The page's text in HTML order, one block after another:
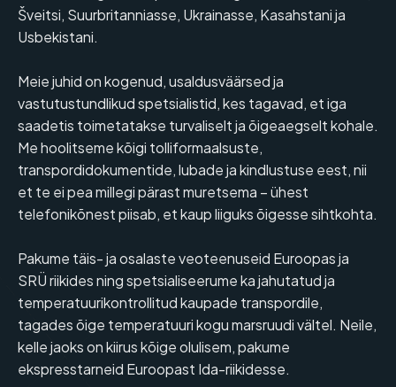
Šveitsi, Suurbritanniasse, Ukrainasse, Kasahstani ja
Usbekistani.
Meie juhid on kogenud, usaldusväärsed ja
vastutustundlikud spetsialistid, kes tagavad, et iga
saadetis toimetatakse turvaliselt ja õigeaegselt kohale.
Me hoolitseme kõigi tolliformaalsuste,
transpordidokumentide, lubade ja kindlustuse eest, nii
et te ei pea millegi pärast muretsema – ühest
telefonikõnest piisab, et kaup liiguks õigesse sihtkohta.
Pakume täis- ja osalaste veoteenuseid Euroopas ja
SRÜ riikides ning spetsialiseerume ka jahutatud ja
temperatuurikontrollitud kaupade transpordile,
tagades õige temperatuuri kogu marsruudi vältel. Neile,
kelle jaoks on kiirus kõige olulisem, pakume
ekspresstarneid Euroopast Ida-riikidesse.